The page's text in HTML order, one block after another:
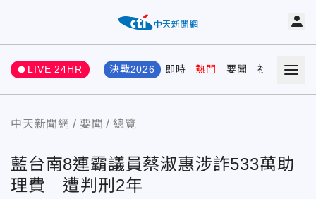
LIVE 24HR 決戰2026 即時 熱門 要聞 社會 娛樂
中天新聞網 要聞 總覽
藍台南8連霸議員蔡淑惠涉詐533萬助
理費 遭判刑2年